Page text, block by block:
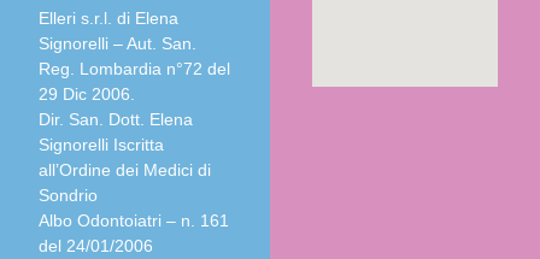
Elleri s.r.l. di Elena
Signorelli – Aut. San.
Reg. Lombardia n°72 del
29 Dic 2006.
Dir. San. Dott. Elena
Signorelli Iscritta
all’Ordine dei Medici di
Sondrio
Albo Odontoiatri – n. 161
del 24/01/2006